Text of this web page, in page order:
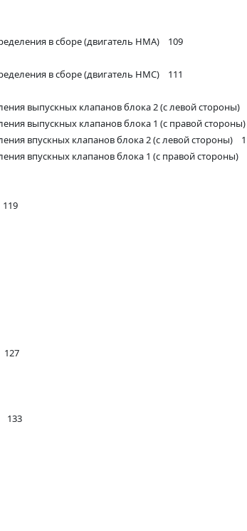
в сборе (двигатель НМА) 109
в сборе (двигатель НМС) 111
выпускных клапанов блока 2 (с левой стороны)
выпускных клапанов блока 1 (с правой
впускных клапанов блока 2 (с левой стороны)
впускных клапанов блока 1 (с правой стороны)
127
133